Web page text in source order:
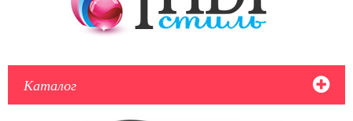
Каталог